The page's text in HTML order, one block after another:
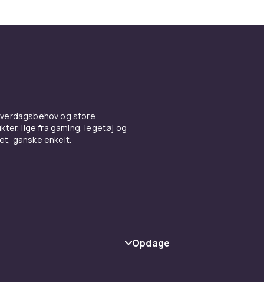
og store
lige fra gaming, legetøj og
ganske enkelt.
Opdage